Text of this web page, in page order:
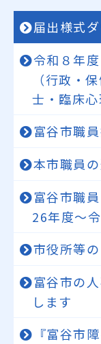
届出様式
令和８年
（行政・
士・臨床
富谷市職
本市職員
富谷市職
26年度～
市役所等
富谷市の
します
『富谷市